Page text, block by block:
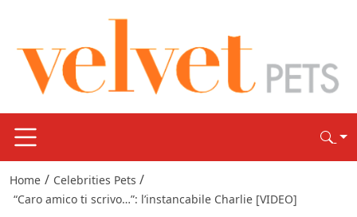
Home / Celebrities Pets /
“Caro amico ti scrivo…”: l’instancabile Charlie [VIDEO]